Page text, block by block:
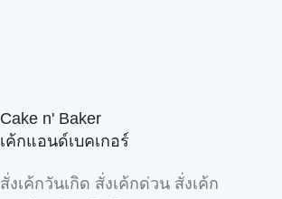
Cake n' Baker
เค้กแอนด์เบคเกอร์
สั่งเค้กวันเกิด สั่งเค้กด่วน สั่งเค้ก